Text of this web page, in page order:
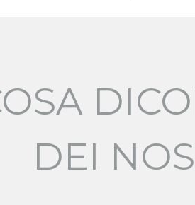
DEI